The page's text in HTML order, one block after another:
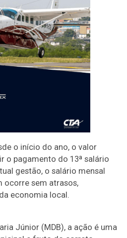
o início do ano, o valor
o pagamento do 13ª salário
gestão, o salário mensal
ocorre sem atrasos,
economia local.
Júnior (MDB), a ação é uma